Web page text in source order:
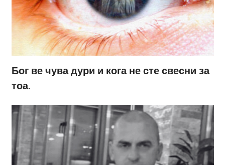
Бог ве чува дури и кога не сте свесни за
тоа.